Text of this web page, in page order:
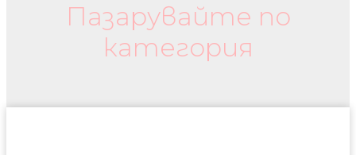
Пазарувайте по
категория